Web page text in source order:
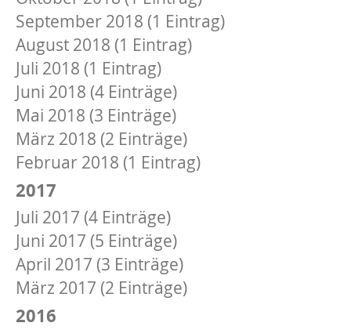
September 2018 (1 Eintrag)
August 2018 (1 Eintrag)
Juli 2018 (1 Eintrag)
Juni 2018 (4 Einträge)
Mai 2018 (3 Einträge)
März 2018 (2 Einträge)
Februar 2018 (1 Eintrag)
2017
Juli 2017 (4 Einträge)
Juni 2017 (5 Einträge)
April 2017 (3 Einträge)
März 2017 (2 Einträge)
2016